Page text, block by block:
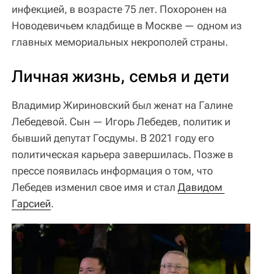
инфекцией, в возрасте 75 лет. Похоронен на
Новодевичьем кладбище в Москве — одном из
главных мемориальных некрополей страны.
Личная жизнь, семья и дети
Владимир Жириновский был женат на Галине
Лебедевой. Сын — Игорь Лебедев, политик и
бывший депутат Госдумы. В 2021 году его
политическая карьера завершилась. Позже в
прессе появилась информация о том, что
Лебедев изменил свое имя и стал Давидом
Гарсией.